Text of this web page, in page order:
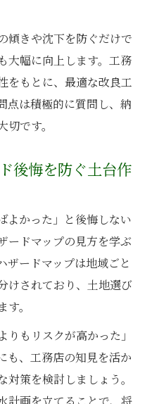
傾きや沈下を防ぐだけで
大幅に向上します。工務
をもとに、最適な改良工
点は積極的に質問し、納
です。
後悔を防ぐ土台作
よかった」と後悔しない
ードマップの見方を学ぶ
ザードマップは地域ごと
けされており、土地選び
。
もリスクが高かった」
も、工務店の知見を活か
策を検討しましょう。